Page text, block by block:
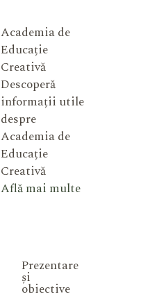
Academia de
Educație
Creativă
Descoperă
informații utile
despre
Academia de
Educație
Creativă
Află mai multe
Prezentare
și
obiective